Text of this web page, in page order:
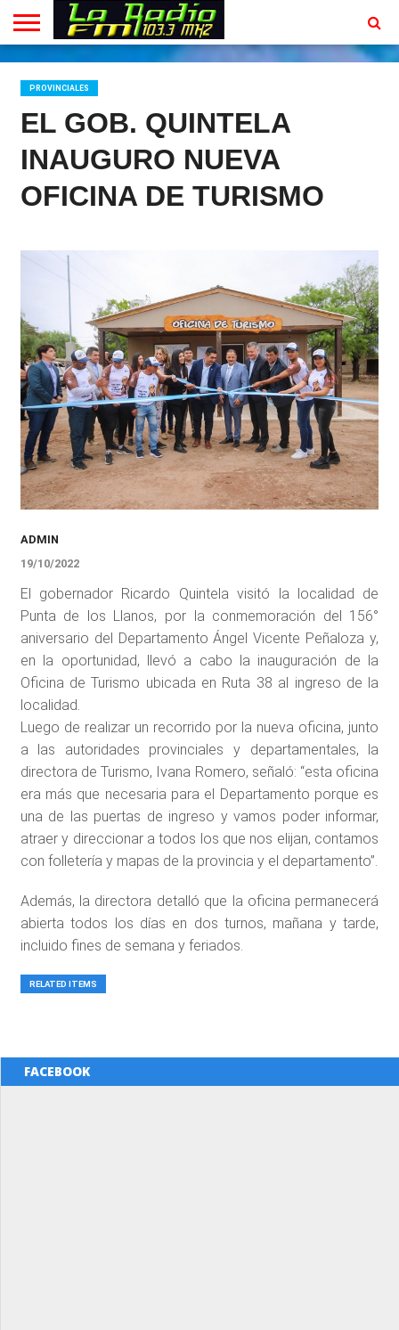
INICIO
EN
VIVO
PROGRAMACION
CONTACTO
PROVINCIALES
EL GOB. QUINTELA
INAUGURO NUEVA
OFICINA DE TURISMO
ADMIN
19/10/2022
El gobernador Ricardo Quintela visitó la localidad de
Punta de los Llanos, por la conmemoración del 156°
aniversario del Departamento Ángel Vicente Peñaloza y,
en la oportunidad, llevó a cabo la inauguración de la
Oficina de Turismo ubicada en Ruta 38 al ingreso de la
localidad.
Luego de realizar un recorrido por la nueva oficina, junto
a las autoridades provinciales y departamentales, la
directora de Turismo, Ivana Romero, señaló: “esta oficina
era más que necesaria para el Departamento porque es
una de las puertas de ingreso y vamos poder informar,
atraer y direccionar a todos los que nos elijan, contamos
con folletería y mapas de la provincia y el departamento”.
Además, la directora detalló que la oficina permanecerá
abierta todos los días en dos turnos, mañana y tarde,
incluido fines de semana y feriados.
RELATED ITEMS
FACEBOOK